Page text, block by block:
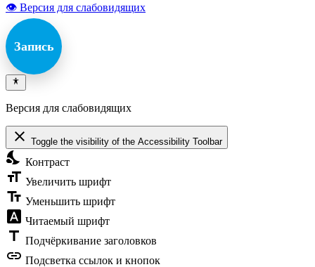
👁 Версия для слабовидящих
Запись
Версия для слабовидящих
close Toggle the visibility of the Accessibility Toolbar
nights_stay Контраст
format_size Увеличить шрифт
text_fields Уменьшить шрифт
font_download Читаемый шрифт
title Подчёркивание заголовков
link Подсветка ссылок и кнопок